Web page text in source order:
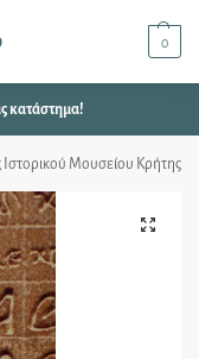
0
κατάστημα!
Μουσείου Κρήτης